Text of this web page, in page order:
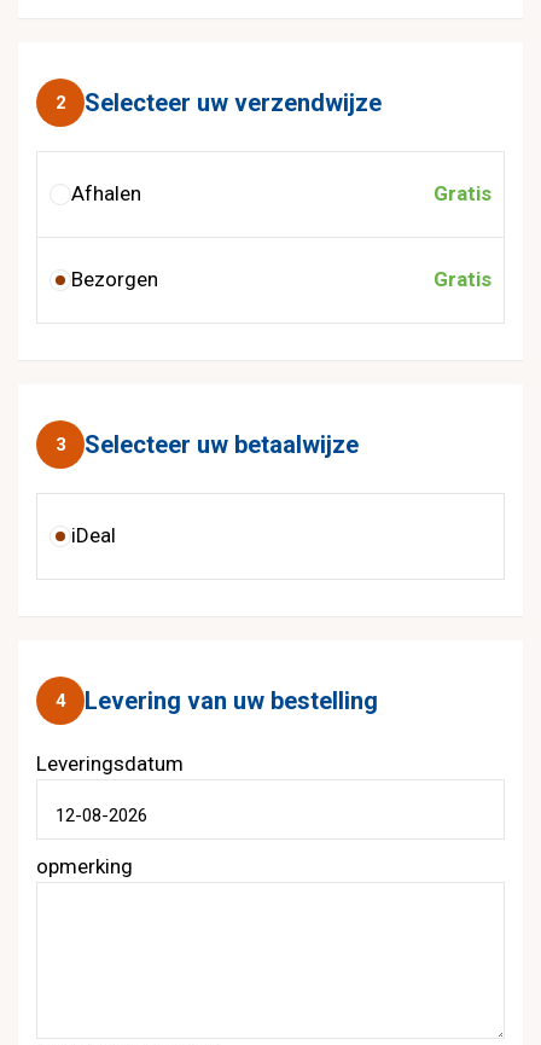
2 Selecteer uw verzendwijze
Afhalen Gratis
Bezorgen Gratis
3 Selecteer uw betaalwijze
iDeal
4 Levering van uw bestelling
Leveringsdatum
opmerking